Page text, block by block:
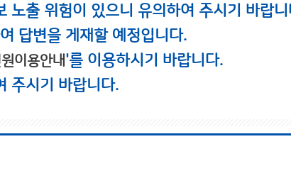
노출 위험이 있으니 유의하여 주시기 바랍니
답변을 게재할 예정입니다.
이용안내'를 이용하시기 바랍니다.
주시기 바랍니다.